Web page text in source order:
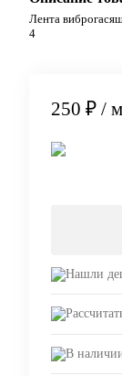
Лента
4
250 ₽ / м